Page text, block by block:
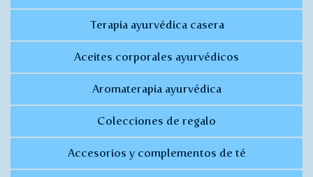
Terapia ayurvédica casera
Aceites corporales ayurvédicos
Aromaterapia ayurvédica
Colecciones de regalo
Accesorios y complementos de té